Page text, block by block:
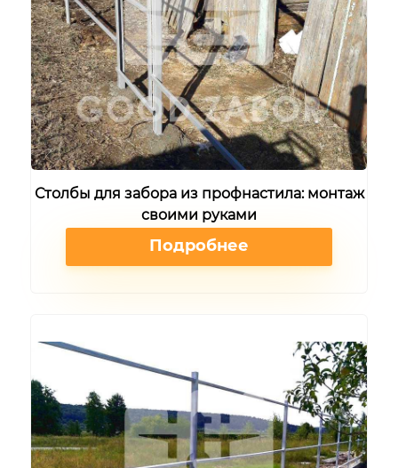
Столбы для забора из профнастила: монтаж
своими руками
Подробнее